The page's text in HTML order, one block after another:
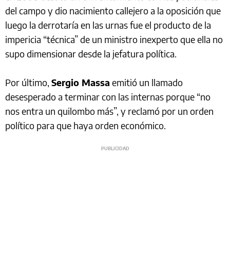
del campo y dio nacimiento callejero a la oposición que
luego la derrotaría en las urnas fue el producto de la
impericia “técnica” de un ministro inexperto que ella no
supo dimensionar desde la jefatura política.
Por último, Sergio Massa emitió un llamado
desesperado a terminar con las internas porque “no
nos entra un quilombo más”, y reclamó por un orden
político para que haya orden económico.